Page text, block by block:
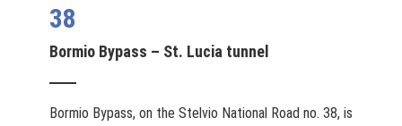
38
Bormio Bypass – St. Lucia tunnel
Bormio Bypass, on the Stelvio National Road no. 38, is